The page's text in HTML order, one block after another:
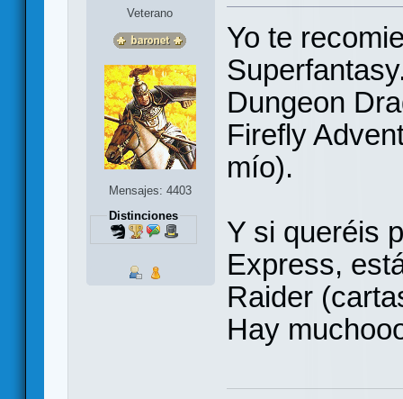
Veterano
Mensajes: 4403
Distinciones
Yo te
Dungeon
Firefly
mío).
Y si queréis
Express,
Raider
Hay